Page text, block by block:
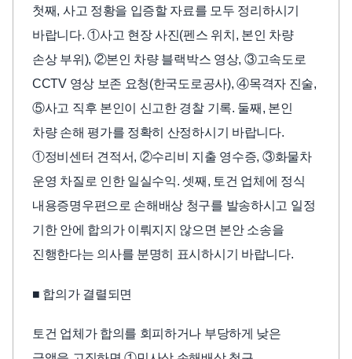
첫째, 사고 정황을 입증할 자료를 모두 정리하시기
바랍니다. ①사고 현장 사진(펜스 위치, 본인 차량
손상 부위), ②본인 차량 블랙박스 영상, ③고속도로
CCTV 영상 보존 요청(한국도로공사), ④목격자 진술,
⑤사고 직후 본인이 신고한 경찰 기록. 둘째, 본인
차량 손해 평가를 정확히 산정하시기 바랍니다.
①정비센터 견적서, ②수리비 지출 영수증, ③화물차
운영 차질로 인한 일실수익. 셋째, 토건 업체에 정식
내용증명우편으로 손해배상 청구를 발송하시고 일정
기한 안에 합의가 이뤄지지 않으면 본안 소송을
진행한다는 의사를 분명히 표시하시기 바랍니다.
■ 합의가 결렬되면
토건 업체가 합의를 회피하거나 부당하게 낮은